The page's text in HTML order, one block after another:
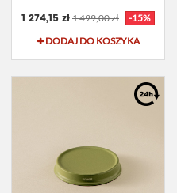
1 274,15 zł 1 499,00 zł
-15%
DODAJ DO KOSZYKA